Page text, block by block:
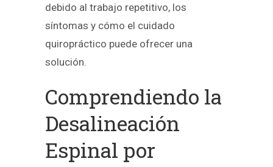
debido al trabajo repetitivo, los
síntomas y cómo el cuidado
quiropráctico puede ofrecer una
solución.
Comprendiendo la
Desalineación
Espinal por